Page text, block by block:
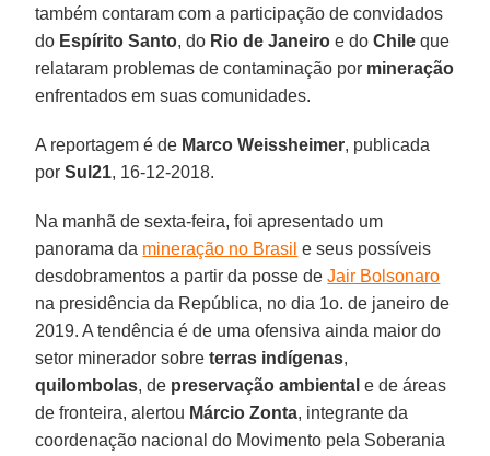
também contaram com a participação de convidados
do Espírito Santo, do Rio de Janeiro e doChile que
relataram problemas de contaminação por mineração
enfrentados em suas comunidades.
A reportagem é de Marco Weissheimer, publicada
porSul21, 16-12-2018.
Na manhã de sexta-feira, foi apresentado um
panorama da mineração no Brasil e seus possíveis
desdobramentos a partir da posse deJair Bolsonaro
na presidência da República, no dia 1o. de janeiro de
2019. A tendência é de uma ofensiva ainda maior do
setor minerador sobreterras indígenas,
quilombolas, de preservação ambiental e de áreas
de fronteira, alertou Márcio Zonta, integrante da
coordenação nacional do Movimento pela Soberania